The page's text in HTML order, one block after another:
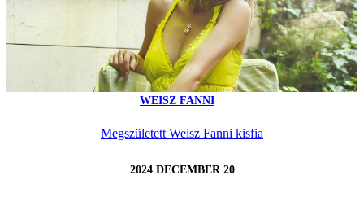
WEISZ FANNI
Megszületett Weisz Fanni kisfia
2024 DECEMBER 20